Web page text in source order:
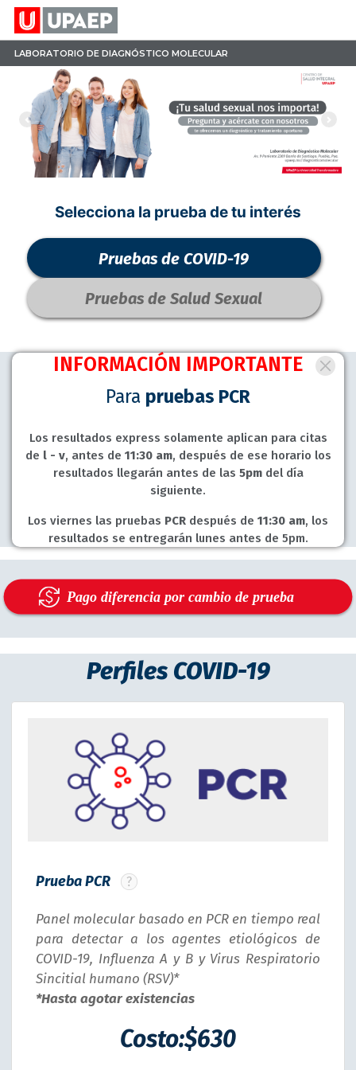
LABORATORIO DE DIAGNÓSTICO MOLECULAR
Selecciona la prueba de tu interés
Pruebas de COVID-19
Pruebas de Salud Sexual
INFORMACIÓN IMPORTANTE
Para pruebas PCR
Los resultados express solamente aplican para citas
de l - v, antes de 11:30 am, después de ese horario los
resultados llegarán antes de las 5pmdel día
siguiente.
Los viernes las pruebas PCR después de 11:30 am, los
resultados se entregarán lunes antes de 5pm.
Perfiles COVID-19
Prueba PCR
Panel molecular basado en PCR en tiempo real
para detectar a los agentes etiológicos de
COVID-19, Influenza A y B y Virus Respiratorio
Sincitial humano (RSV)*
*Hasta agotar existencias
Costo:$630